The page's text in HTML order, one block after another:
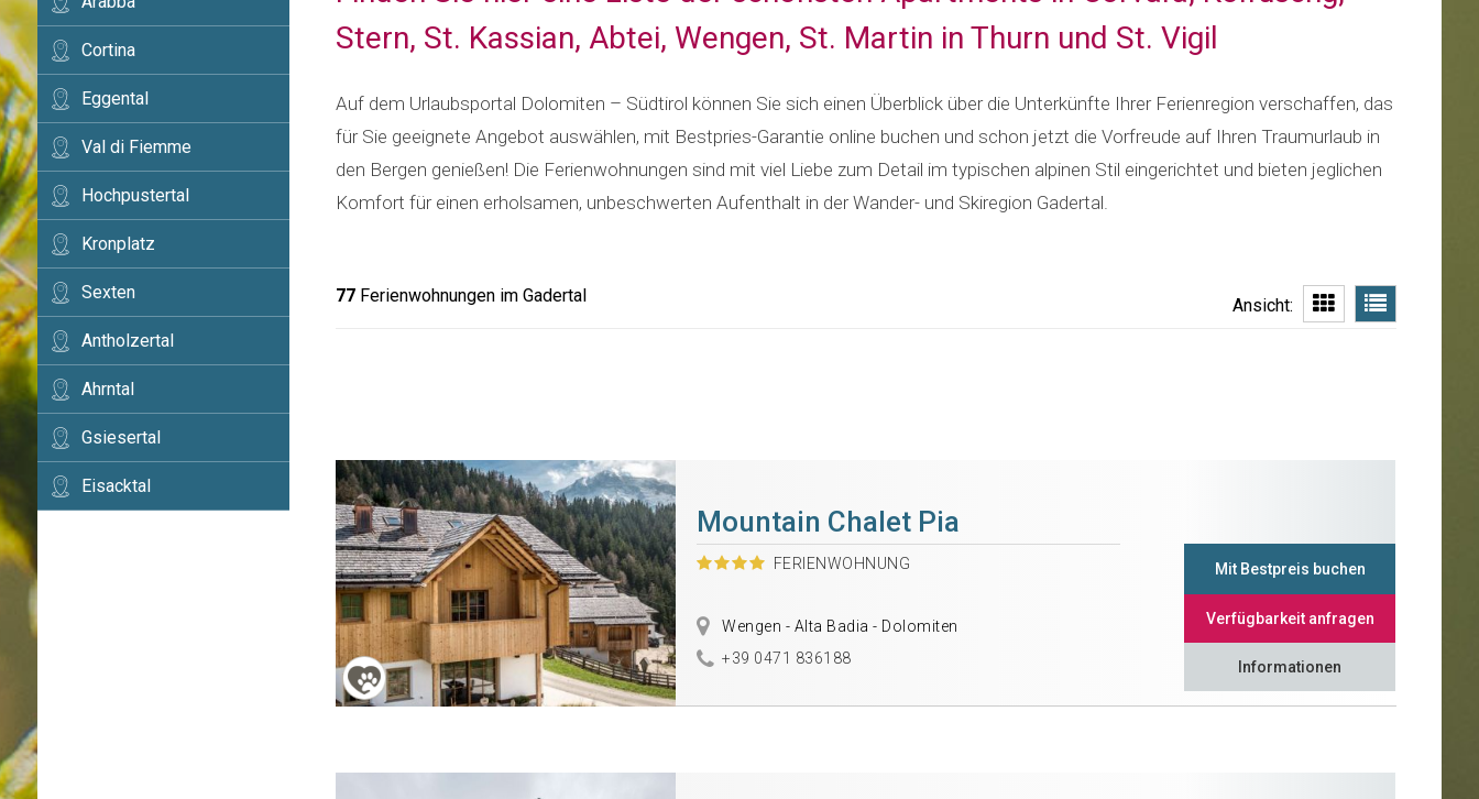
Cortina
Eggental
Val di Fiemme
Hochpustertal
Kronplatz
Sexten
Antholzertal
Ahrntal
Gsiesertal
Eisacktal
Stern, St. Kassian, Abtei, Wengen, St. Martin in Thurn und St. Vigil
Auf dem Urlaubsportal Dolomiten – Südtirol können Sie sich einen Überblick über die Unterkünfte Ihrer Ferienregion verschaffen, das
für Sie geeignete Angebot auswählen, mit Bestpries-Garantie online buchen und schon jetzt die Vorfreude auf Ihren Traumurlaub in
den Bergen genießen! Die Ferienwohnungen sind mit viel Liebe zum Detail im typischen alpinen Stil eingerichtet und bieten jeglichen
Komfort für einen erholsamen, unbeschwerten Aufenthalt in der Wander- und Skiregion Gadertal.
77 Ferienwohnungen im Gadertal Ansicht:
Mountain Chalet Pia
FERIENWOHNUNG
Wengen - Alta Badia - Dolomiten
+39 0471 836188
Mit Bestpreis buchen
Verfügbarkeit anfragen
Informationen